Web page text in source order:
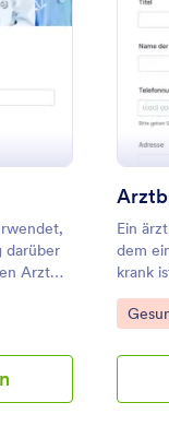
sind.
bei
Rat
weiter
Formular
darüber
Arzt
Ein
dem
krank
gehen.
Go